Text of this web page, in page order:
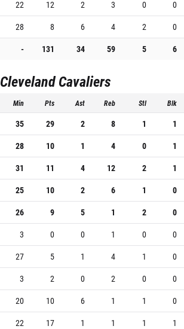
22 12 2 3 0 0
28 8 6 4 2 0
- 131 34 59 5 6
Cleveland Cavaliers
Min Pts Ast Reb Stl Blk
35 29 2 8 1 1
28 10 1 4 0 1
31 11 4 12 2 1
25 10 2 6 1 0
26 9 5 1 2 0
3 0 0 1 0 0
27 5 1 4 1 0
3 2 0 2 0 0
20 10 6 1 1 0
22 17 1 1 1 1